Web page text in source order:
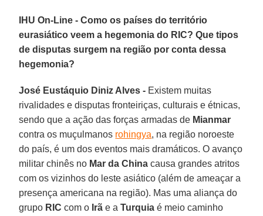
IHU On-Line - Como os países do território
eurasiático veem a hegemonia do RIC? Que tipos
de disputas surgem na região por conta dessa
hegemonia?
José Eustáquio Diniz Alves - Existem muitas
rivalidades e disputas fronteiriças, culturais e étnicas,
sendo que a ação das forças armadas de Mianmar
contra os muçulmanos rohingya, na região noroeste
do país, é um dos eventos mais dramáticos. O avanço
militar chinês no Mar da China causa grandes atritos
com os vizinhos do leste asiático (além de ameaçar a
presença americana na região). Mas uma aliança do
grupo RIC com o Irã e aTurquia é meio caminho